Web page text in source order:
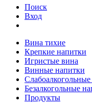
Поиск
Вход
Вина тихие
Крепкие напитки
Игристые вина
Винные напитки
Безалкогольные
Продукты